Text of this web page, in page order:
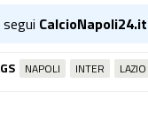
segui CalcioNapoli24.it
NAPOLI INTER LAZIO